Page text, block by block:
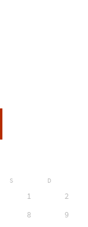
S D
1
2
8
9